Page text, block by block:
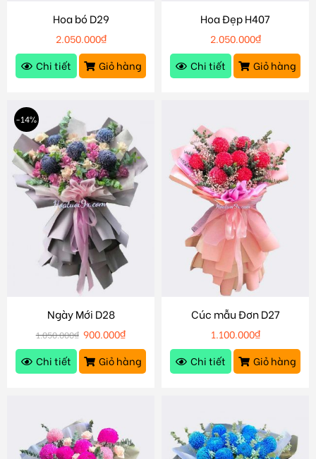
Hoa bó D29
2.050.000₫
Chi tiết
Giỏ hàng
Hoa Đẹp H407
2.050.000₫
Chi tiết
Giỏ hàng
-14%
Ngày Mới D28
1.050.000₫ 900.000₫
Chi tiết
Giỏ hàng
Cúc mẫu Đơn D27
1.100.000₫
Chi tiết
Giỏ hàng